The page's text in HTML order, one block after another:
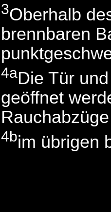
3Oberhalb
brennbaren
4aDie Tür
geöffnet
4bim übrigen